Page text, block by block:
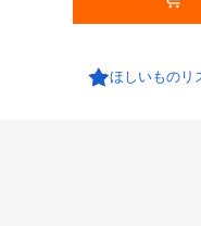
ほしいものリ